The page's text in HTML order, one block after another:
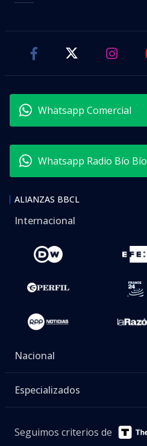
Whatsapp Comercial
Whatsapp Radio Bío Bío
ALIANZAS BBCL
Internacional
Nacional
Especializados
Seguimos criterios de